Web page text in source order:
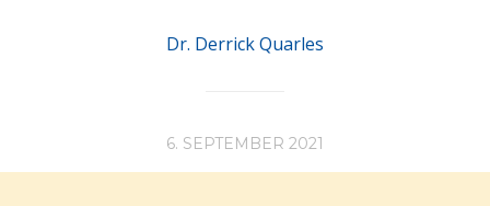
Dr. Derrick Quarles
6. SEPTEMBER 2021